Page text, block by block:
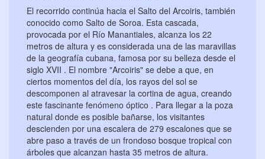
El recorrido continúa hacia el Salto del Arcoiris, también
conocido como Salto de Soroa. Esta cascada,
provocada por el Río Manantiales, alcanza los 22
metros de altura y es considerada una de las maravillas
de la geografía cubana, famosa por su belleza desde el
siglo XVII . El nombre "Arcoiris" se debe a que, en
ciertos momentos del día, los rayos del sol se
descomponen al atravesar la cortina de agua, creando
este fascinante fenómeno óptico . Para llegar a la poza
natural donde es posible bañarse, los visitantes
descienden por una escalera de 279 escalones que se
abre paso a través de un frondoso bosque tropical con
árboles que alcanzan hasta 35 metros de altura.